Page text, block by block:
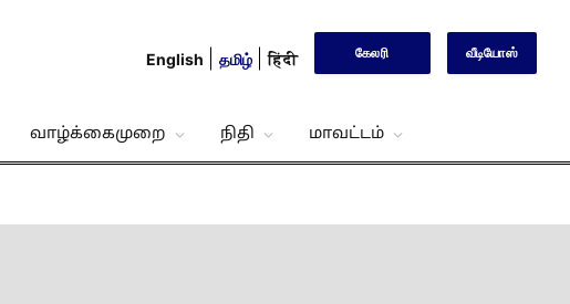
English தமிழ் हिंदी கேலரி வீடியோஸ்
வாழ்க்கைமுறை நிதி மாவட்டம்